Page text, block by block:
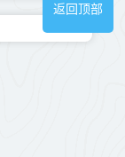
返回顶部